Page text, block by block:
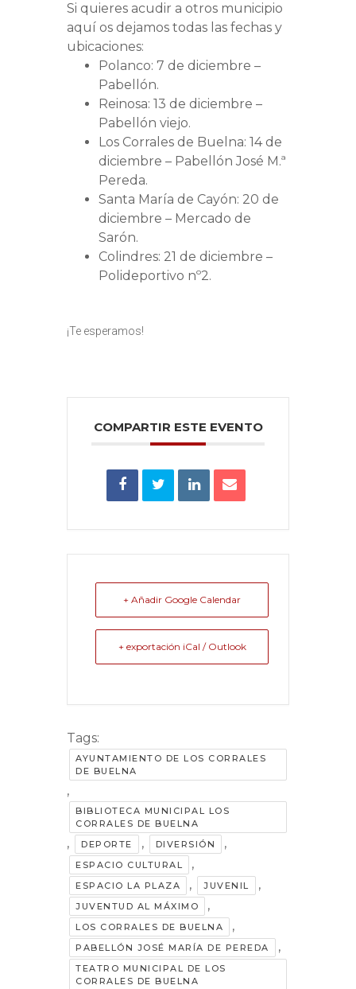
Si quieres acudir a otros municipio
aquí os dejamos todas las fechas y
ubicaciones:
Polanco: 7 de diciembre –
Pabellón.
Reinosa: 13 de diciembre –
Pabellón viejo.
Los Corrales de Buelna: 14 de
diciembre – Pabellón José M.ª
Pereda.
Santa María de Cayón: 20 de
diciembre – Mercado de
Sarón.
Colindres: 21 de diciembre –
Polideportivo nº2.
¡Te esperamos!
COMPARTIR ESTE EVENTO
+ Añadir Google Calendar
+ exportación iCal / Outlook
Tags:
AYUNTAMIENTO DE LOS CORRALES
DE BUELNA
,
BIBLIOTECA MUNICIPAL LOS
CORRALES DE BUELNA
, DEPORTE , DIVERSIÓN ,
ESPACIO CULTURAL ,
ESPACIO LA PLAZA , JUVENIL ,
JUVENTUD AL MÁXIMO ,
LOS CORRALES DE BUELNA ,
PABELLÓN JOSÉ MARÍA DE PEREDA ,
TEATRO MUNICIPAL DE LOS
CORRALES DE BUELNA